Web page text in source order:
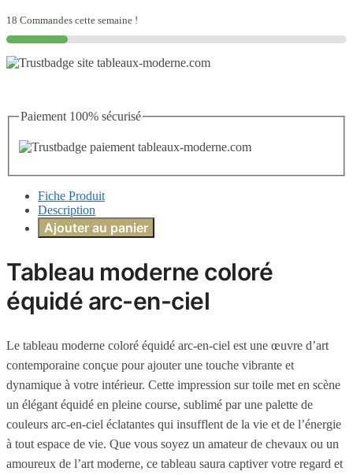
en-
ciel
18 Commandes cette semaine !
Paiement 100% sécurisé
Fiche Produit
Description
Ajouter au panier
Tableau moderne coloré
équidé arc-en-ciel
Le tableau moderne coloré équidé arc-en-ciel est une œuvre d’art
contemporaine conçue pour ajouter une touche vibrante et
dynamique à votre intérieur. Cette impression sur toile met en scène
un élégant équidé en pleine course, sublimé par une palette de
couleurs arc-en-ciel éclatantes qui insufflent de la vie et de l’énergie
à tout espace de vie. Que vous soyez un amateur de chevaux ou un
amoureux de l’art moderne, ce tableau saura captiver votre regard et